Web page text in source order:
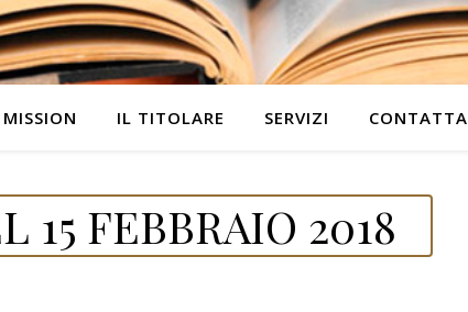
MISSION IL TITOLARE SERVIZI
15 FEBBRAIO 2018